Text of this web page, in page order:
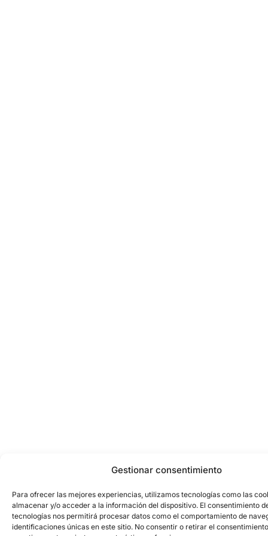
Gestionar consentimiento
Para ofrecer las mejores experiencias, utilizamos tecnologías como las
almacenar y/o acceder a la información del dispositivo. El consentimiento
tecnologías nos permitirá procesar datos como el comportamiento de
identificaciones únicas en este sitio. No consentir o retirar el